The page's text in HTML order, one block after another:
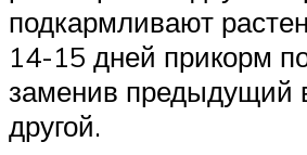
подкармливают
14-15 дней прикорм
заменив предыдущий
другой.